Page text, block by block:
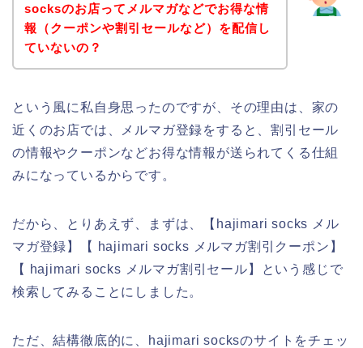
socksのお店ってメルマガなどでお得な情
報（クーポンや割引セールなど）を配信し
ていないの？
という風に私自身思ったのですが、その理由は、家の
近くのお店では、メルマガ登録をすると、割引セール
の情報やクーポンなどお得な情報が送られてくる仕組
みになっているからです。
だから、とりあえず、まずは、【hajimari socks メル
マガ登録】【 hajimari socks メルマガ割引クーポン】
【 hajimari socks メルマガ割引セール】という感じで
検索してみることにしました。
ただ、結構徹底的に、hajimari socksのサイトをチェッ